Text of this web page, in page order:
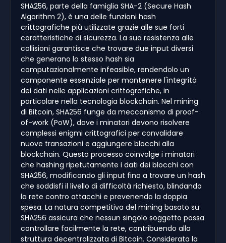
SHA256, parte della famiglia SHA-2 (Secure Hash
Algorithm 2), è una delle funzioni hash
crittografiche più utilizzate grazie alle sue forti
caratteristiche di sicurezza. La sua resistenza alle
collisioni garantisce che trovare due input diversi
che generano lo stesso hash sia
computazionalmente infeasible, rendendolo un
componente essenziale per mantenere l'integrità
dei dati nelle applicazioni crittografiche, in
particolare nella tecnologia blockchain. Nel mining
di Bitcoin, SHA256 funge da meccanismo di proof-
of-work (PoW), dove i minatori devono risolvere
complessi enigmi crittografici per convalidare
nuove transazioni e aggiungere blocchi alla
blockchain. Questo processo coinvolge i minatori
che hashing ripetutamente i dati dei blocchi con
SHA256, modificando gli input fino a trovare un hash
che soddisfi il livello di difficoltà richiesto, blindando
la rete contro attacchi e prevenendo la doppia
spesa. La natura competitiva del mining basato su
SHA256 assicura che nessun singolo soggetto possa
controllare facilmente la rete, contribuendo alla
struttura decentralizzata di Bitcoin. Considerata la